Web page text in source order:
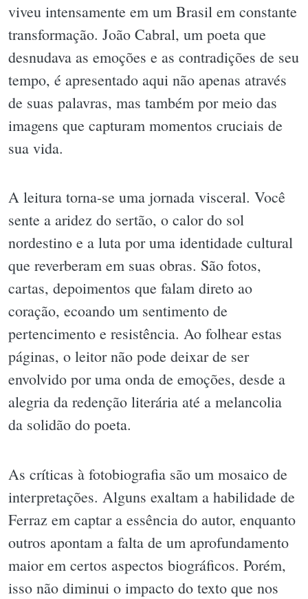
viveu intensamente em um Brasil em constante
transformação. João Cabral, um poeta que
desnudava as emoções e as contradições de seu
tempo, é apresentado aqui não apenas através
de suas palavras, mas também por meio das
imagens que capturam momentos cruciais de
sua vida.
A leitura torna-se uma jornada visceral. Você
sente a aridez do sertão, o calor do sol
nordestino e a luta por uma identidade cultural
que reverberam em suas obras. São fotos,
cartas, depoimentos que falam direto ao
coração, ecoando um sentimento de
pertencimento e resistência. Ao folhear estas
páginas, o leitor não pode deixar de ser
envolvido por uma onda de emoções, desde a
alegria da redenção literária até a melancolia
da solidão do poeta.
As críticas à fotobiografia são um mosaico de
interpretações. Alguns exaltam a habilidade de
Ferraz em captar a essência do autor, enquanto
outros apontam a falta de um aprofundamento
maior em certos aspectos biográficos. Porém,
isso não diminui o impacto do texto que nos